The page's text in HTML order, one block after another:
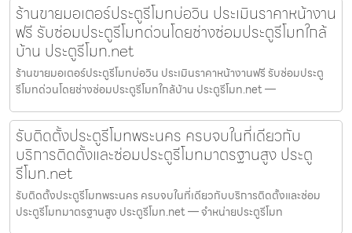
ร้านขายมอเตอร์ประตูรีโมทบ่อวิน ประเมินราคาหน้างาน
ฟรี รับซ่อมประตูรีโมทด่วนโดยช่างซ่อมประตูรีโมทใกล้
บ้าน ประตูรีโมท.net
ร้านขายมอเตอร์ประตูรีโมทบ่อวิน ประเมินราคาหน้างานฟรี รับซ่อมประตู
รีโมทด่วนโดยช่างซ่อมประตูรีโมทใกล้บ้าน ประตูรีโมท.net —
รับติดตั้งประตูรีโมทพระนคร ครบจบในที่เดียวกับ
บริการติดตั้งและซ่อมประตูรีโมทมาตรฐานสูง ประตู
รีโมท.net
รับติดตั้งประตูรีโมทพระนคร ครบจบในที่เดียวกับบริการติดตั้งและซ่อม
ประตูรีโมทมาตรฐานสูง ประตูรีโมท.net — จำหน่ายประตูรีโมท